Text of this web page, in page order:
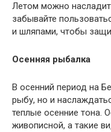
Летом можно
забывайте
и шляпами, чтобы
Осенняя рыбалка
В осенний период на
рыбу, но и
теплые осенние тона.
живописной, а такие